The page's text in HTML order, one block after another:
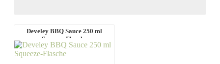
Develey BBQ Sauce 250 ml
Squeeze-Flasche